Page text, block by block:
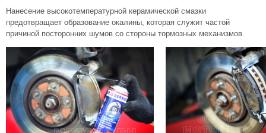
Нанесение высокотемпературной керамической смазки
предотвращает образование окалины, которая служит частой
причиной посторонних шумов со стороны тормозных механизмов.